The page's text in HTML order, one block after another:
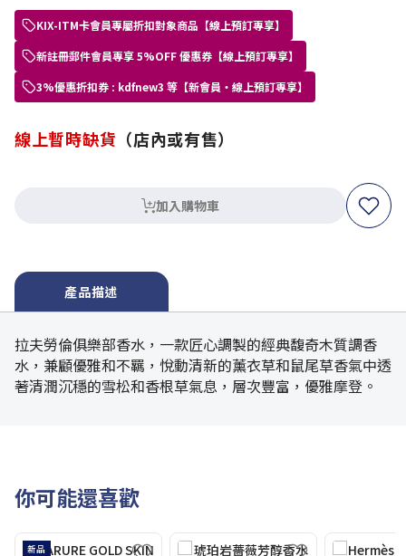
KIX-ITM卡會員專屬折扣對象商品【線上預訂專享】
新註冊郵件會員專享 5%OFF 優惠券【線上預訂專享】
3%優惠折扣券 : kdfnew3 等【新會員・線上預訂專享】
線上暫時缺貨 （店內或有售）
加入購物車
產品描述
拉夫勞倫俱樂部香水，一款匠心調製的經典馥奇木質調香
水，兼顧優雅和不羈，悅動清新的薰衣草和鼠尾草香氣中透
著清潤沉穩的雪松和香根草氣息，層次豐富，優雅摩登。
你可能還喜歡
新品